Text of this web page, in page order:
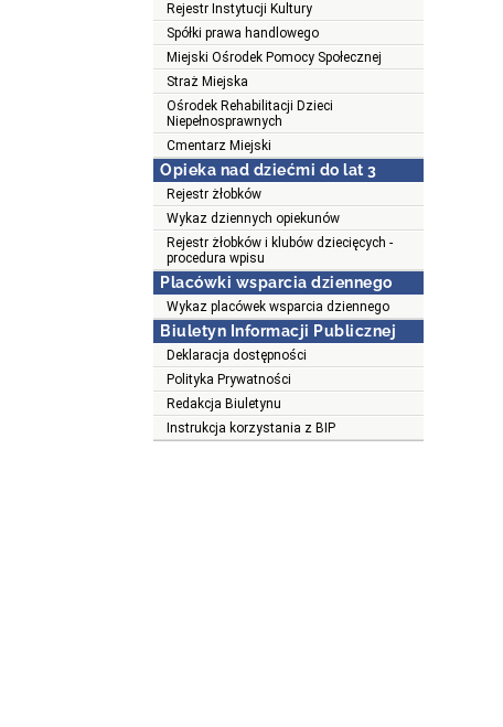
Rejestr Instytucji Kultury
Spółki prawa handlowego
Miejski Ośrodek Pomocy Społecznej
Straż Miejska
Ośrodek Rehabilitacji Dzieci
Niepełnosprawnych
Cmentarz Miejski
Opieka nad dziećmi do lat 3
Rejestr żłobków
Wykaz dziennych opiekunów
Rejestr żłobków i klubów dziecięcych -
procedura wpisu
Placówki wsparcia dziennego
Wykaz placówek wsparcia dziennego
Biuletyn Informacji Publicznej
Deklaracja dostępności
Polityka Prywatności
Redakcja Biuletynu
Instrukcja korzystania z BIP